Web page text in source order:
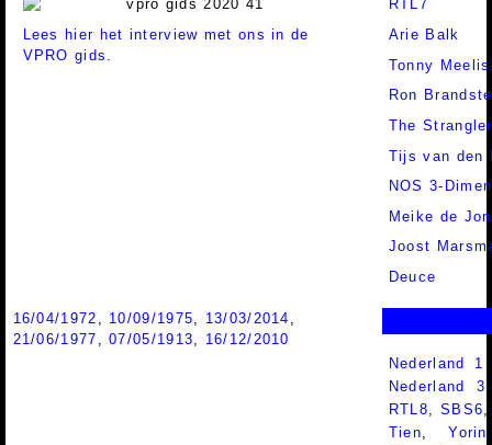
Lees hier het interview met ons in de
VPRO gids.
RTL7
Arie Balk
Tonny
Ron
The
Tijs van den
NOS 3-
Meike de
Joost
Deuce
16/04/1972 , 10/09/1975, 13/03/2014 ,
21/06/1977 ,07/05/1913, 16/12/2010
Nederland 1
Nederland
RTL8 ,SBS6
Tien ,Yorin